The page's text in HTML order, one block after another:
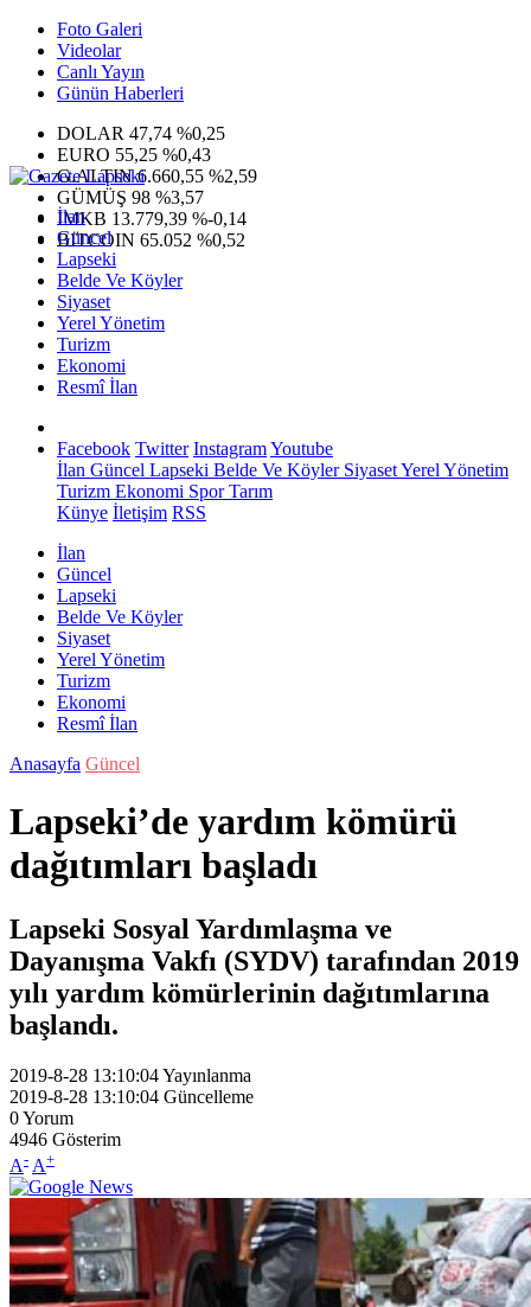
Foto Galeri
Videolar
Canlı Yayın
Günün Haberleri
DOLAR 47,74 %0,25
EURO 55,25 %0,43
G.ALTIN6.660,55 %2,59
GÜMÜŞ 98 %3,57
IMKB 13.779,39 %-0,14
BITCOIN 65.052 %0,52
İlan
Güncel
Lapseki
Belde Ve Köyler
Siyaset
Yerel Yönetim
Turizm
Ekonomi
Resmî İlan
Facebook Twitter InstagramYoutube
İlan Güncel Lapseki Belde Ve KöylerSiyasetYerel Yönetim
Turizm Ekonomi SporTarım
Künye İletişim RSS
İlan
Güncel
Lapseki
Belde Ve Köyler
Siyaset
Yerel Yönetim
Turizm
Ekonomi
Resmî İlan
Anasayfa Güncel
Lapseki’de yardım kömürü
dağıtımları başladı
Lapseki Sosyal Yardımlaşma ve
Dayanışma Vakfı (SYDV) tarafından 2019
yılı yardım kömürlerinin dağıtımlarına
başlandı.
2019-8-28 13:10:04Yayınlanma
2019-8-28 13:10:04 Güncelleme
0Yorum
4946 Gösterim
A- A+